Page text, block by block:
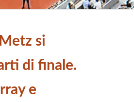
si
di finale.
e